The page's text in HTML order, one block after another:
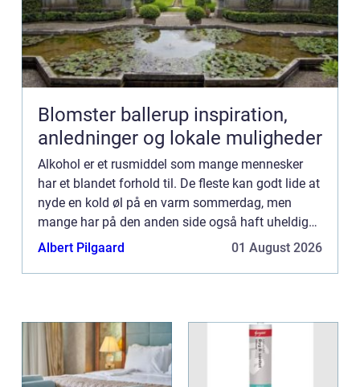
Blomster ballerup inspiration,
anledninger og lokale muligheder
Alkohol er et rusmiddel som mange mennesker
har et blandet forhold til. De fleste kan godt lide at
nyde en kold øl på en varm sommerdag, men
mange har på den anden side også haft uheldige
oplevelser, hvor de har indtaget for ...
Albert Pilgaard 01 August 2026